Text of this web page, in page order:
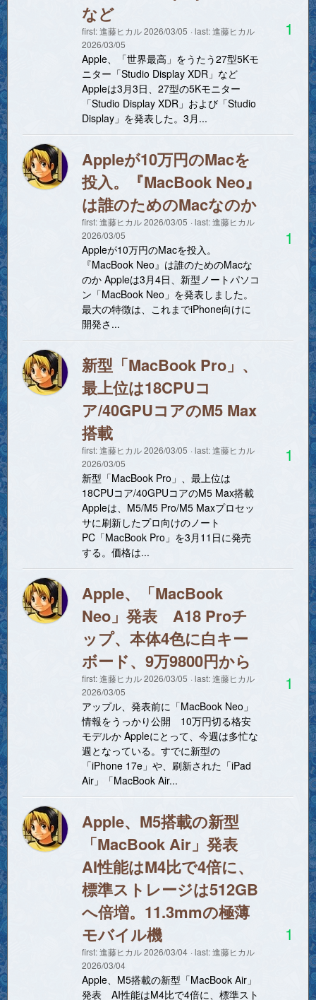
など
first:進藤ヒカル2026/03/05 last:進藤ヒカル
2026/03/05
Apple、「世界最高」をうたう27型5Kモ
ニター「Studio Display XDR」など
Appleは3月3日、27型の5Kモニター
「Studio Display XDR」および「Studio
Display」を発表した。3月...
1
Appleが10万円のMacを
投入。『MacBook Neo』
は誰のためのMacなのか
first:進藤ヒカル2026/03/05 last:進藤ヒカル
2026/03/05
Appleが10万円のMacを投入。
『MacBook Neo』は誰のためのMacな
のか Appleは3月4日、新型ノートパソコ
ン「MacBook Neo」を発表しました。
最大の特徴は、これまでiPhone向けに
開発さ...
1
新型「MacBook Pro」、
最上位は18CPUコ
ア/40GPUコアのM5 Max
搭載
first:進藤ヒカル2026/03/05 last:進藤ヒカル
2026/03/05
新型「MacBook Pro」、最上位は
18CPUコア/40GPUコアのM5 Max搭載
Appleは、M5/M5 Pro/M5 Maxプロセッ
サに刷新したプロ向けのノート
PC「MacBook Pro」を3月11日に発売
する。価格は...
1
Apple、「MacBook
Neo」発表 A18 Proチ
ップ、本体4色に白キー
ボード、9万9800円から
first:進藤ヒカル2026/03/05 last:進藤ヒカル
2026/03/05
アップル、発表前に「MacBook Neo」
情報をうっかり公開 10万円切る格安
モデルか Appleにとって、今週は多忙な
週となっている。すでに新型の
「iPhone 17e」や、刷新された「iPad
Air」「MacBook Air...
1
Apple、M5搭載の新型
「MacBook Air」発表
AI性能はM4比で4倍に、
標準ストレージは512GB
へ倍増。11.3mmの極薄
モバイル機
first:進藤ヒカル2026/03/04 last:進藤ヒカル
2026/03/04
Apple、M5搭載の新型「MacBook Air」
発表 AI性能はM4比で4倍に、標準スト
1